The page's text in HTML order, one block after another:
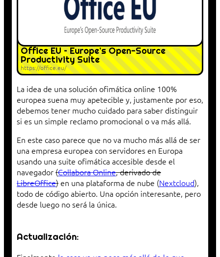
Office EU – Europe’s Open-Source
Productivity Suite
https://office.eu/
La idea de una solución ofimática online 100%
europea suena muy apetecible y, justamente por eso,
debemos tener mucho cuidado para saber distinguir
si es un simple reclamo promocional o va más allá.
En este caso parece que no va mucho más allá de ser
una empresa europea con servidores en Europa
usando una suite ofimática accesible desde el
navegador(Collabora Online, derivado de
LibreOffice) en una plataforma de nube (Nextcloud),
todo de código abierto. Una opción interesante, pero
desde luego no será la única.
Actualización: